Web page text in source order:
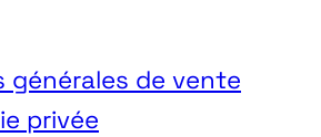
générales de vente
privée